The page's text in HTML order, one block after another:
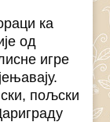
ка
од
игре
пољски